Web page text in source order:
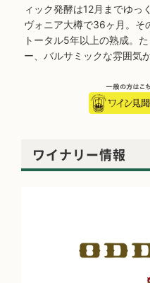
ィック発酵は12月までゆっ
ヴォニア大樽で36ヶ月。そ
トータル5年以上の熟成。
ー、バルサミックな雰囲気
ワイナリー情報